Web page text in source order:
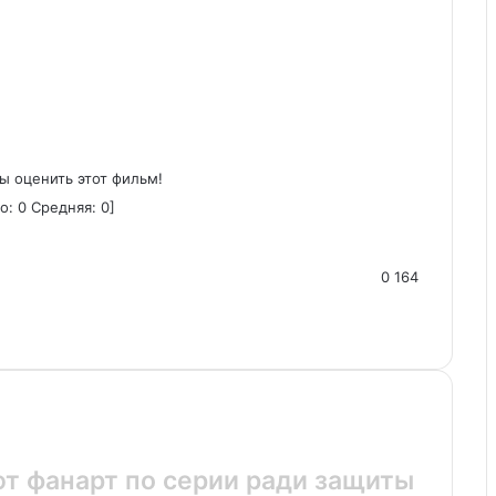
оценить этот фильм!
0 Средняя: 0]
0 164
фанарт по серии ради защиты